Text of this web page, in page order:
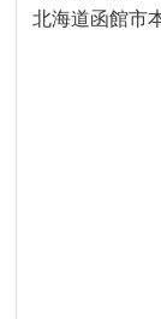
北海道函館市